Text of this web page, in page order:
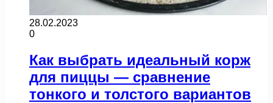
28.02.2023
0
Как выбрать идеальный корж
для пиццы — сравнение
тонкого и толстого вариантов